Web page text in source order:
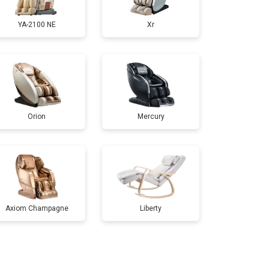
3200 ₽ Заказать
4400 ₽ Заказать
6200 ₽ Заказать
3500 ₽
4100 ₽ Заказать
YA-2100 NE Xr
Orion Mercury
Axiom Champagne Liberty